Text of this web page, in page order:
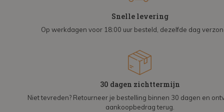
Snelle levering
Op werkdagen voor 18:00 uur besteld, dezelfde dag
30 dagen zichttermijn
Niet tevreden? Retourneer je bestelling binnen 30 dagen en
aankoopbedrag terug.